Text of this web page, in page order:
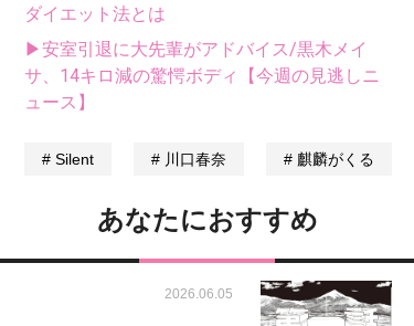
ダイエット法とは
▶安室引退に大先輩がアドバイス/黒木メイ
サ、14キロ減の驚愕ボディ【今週の見逃しニ
ュース】
Silent 川口春奈 麒麟がくる
あなたにおすすめ
2026.06.05